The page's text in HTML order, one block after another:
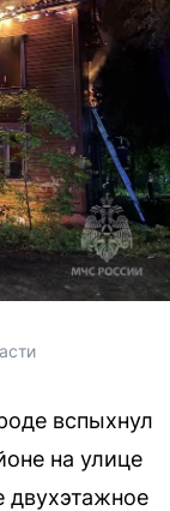
вспыхнул
на улице
двухэтажное